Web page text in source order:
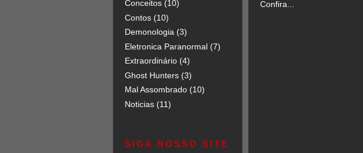
Conceitos (10)
Contos (10)
Demonologia (3)
Eletronica Paranormal (7)
Extraordinário (4)
Ghost Hunters (3)
Mal Assombrado (10)
Noticias (11)
SIGA NOSSO SITE
Confira...